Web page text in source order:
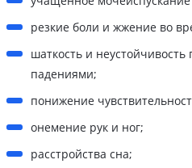
резкие боли и жжение во
шаткость и
падениями;
понижение
онемение рук и ног;
расстройства сна;